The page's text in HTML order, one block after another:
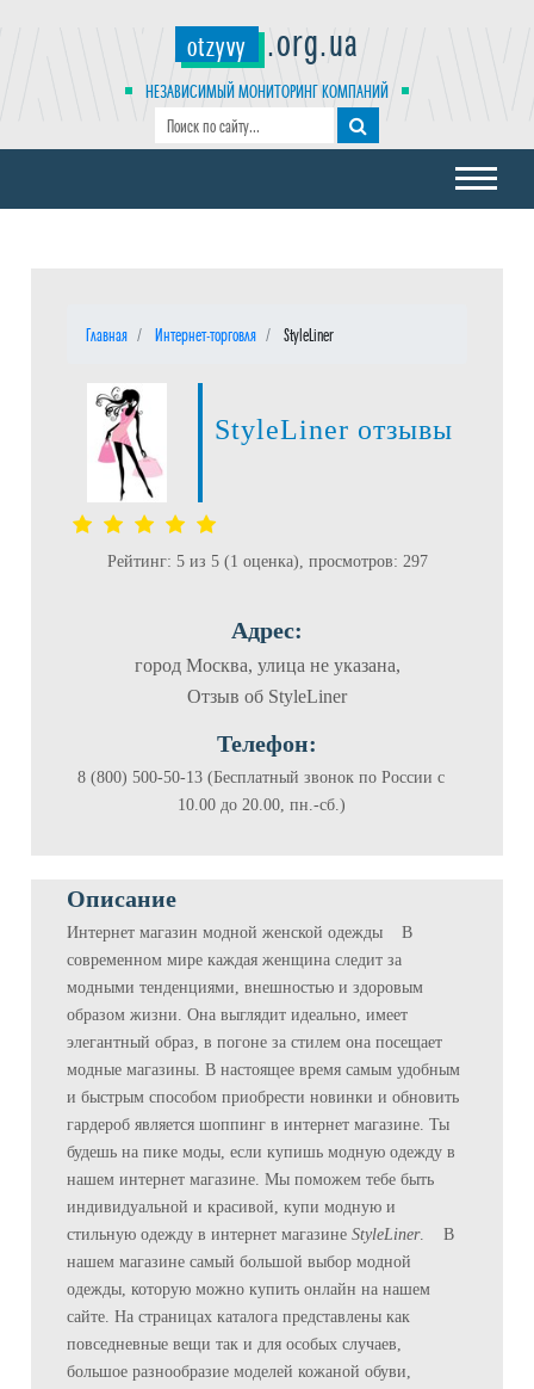
otzyvy .org.ua
НЕЗАВИСИМЫЙ МОНИТОРИНГ КОМПАНИЙ
Главная Интернет-торговля StyleLiner
StyleLiner отзывы
Рейтинг: 5 из 5 (1 оценка), просмотров: 297
Адрес:
город Москва, улица не указана,
Отзыв об StyleLiner
Телефон:
8 (800) 500-50-13 (Бесплатный звонок по России с
10.00 до 20.00, пн.-сб.)
Описание
Интернет магазин модной женской одежды В
современном мире каждая женщина следит за
модными тенденциями, внешностью и здоровым
образом жизни. Она выглядит идеально, имеет
элегантный образ, в погоне за стилем она посещает
модные магазины. В настоящее время самым удобным
и быстрым способом приобрести новинки и обновить
гардероб является шоппинг в интернет магазине. Ты
будешь на пике моды, если купишь модную одежду в
нашем интернет магазине. Мы поможем тебе быть
индивидуальной и красивой, купи модную и
стильную одежду в интернет магазинеStyleLiner. В
нашем магазине самый большой выбор модной
одежды, которую можно купить онлайн на нашем
сайте. На страницах каталога представлены как
повседневные вещи так и для особых случаев,
большое разнообразие моделей кожаной обуви,